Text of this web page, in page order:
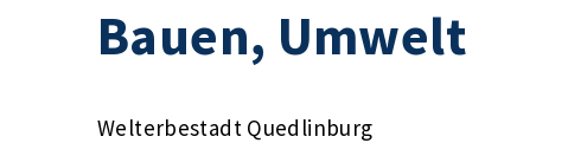
Bauen, Umwelt
Welterbestadt Quedlinburg